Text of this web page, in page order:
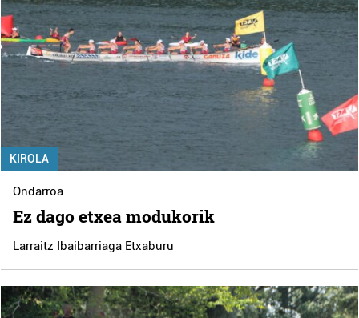
KIROLA
Ondarroa
Ez dago etxea modukorik
Larraitz Ibaibarriaga Etxaburu